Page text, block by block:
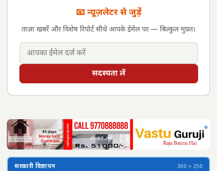
📧 न्यूज़लेटर से जुड़ें
ताज़ा खबरें और विशेष रिपोर्ट सीधे आपके ईमेल पर — बिल्कुल मुफ़्त।
सदस्यता लें
सरकारी विज्ञापन 300 × 250